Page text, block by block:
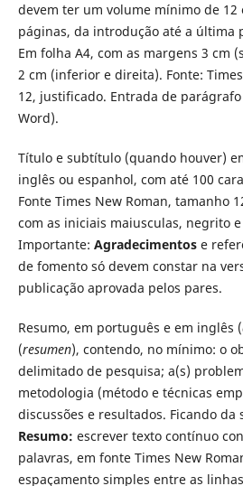
devem ter um volume mínimo de 12
páginas, da introdução até a última
Em folha A4, com as margens 3 cm
2 cm (inferior e direita). Fonte:
12, justificado. Entrada de
Word).
Título e subtítulo (quando houver)
inglês ou espanhol, com até 100
Fonte Times New Roman, tamanho
com as iniciais maiusculas, negrito
Importante: Agradecimentose
de fomento só devem constar na
publicação aprovada pelos pares.
Resumo, em português e em inglês (
(resumen), contendo, no mínimo: o
delimitado de pesquisa; a(s)
metodologia (método e técnicas
discussões e resultados. Ficando
Resumo: escrever texto contínuo
palavras, em fonte Times New
espaçamento simples entre as